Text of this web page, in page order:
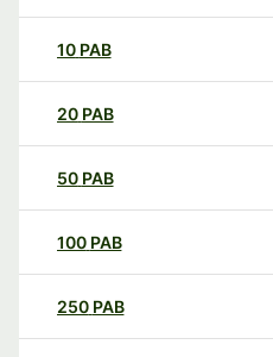
10 PAB
20 PAB
50 PAB
100 PAB
250 PAB